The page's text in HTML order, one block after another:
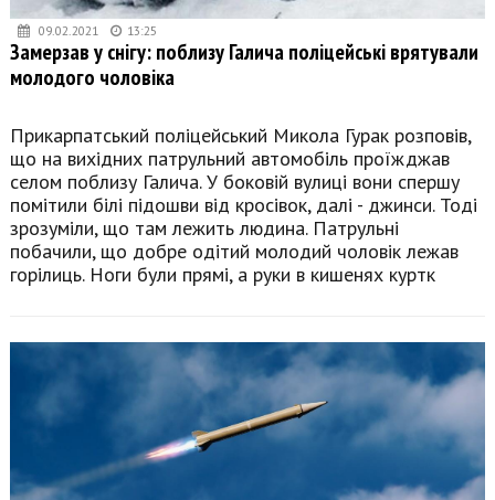
09.02.2021 13:25
Замерзав у снігу: поблизу Галича поліцейські врятували
молодого чоловіка
Прикарпатський поліцейський Микола Гурак розповів,
що на вихідних патрульний автомобіль проїжджав
селом поблизу Галича. У боковій вулиці вони спершу
помітили білі підошви від кросівок, далі - джинси. Тоді
зрозуміли, що там лежить людина. Патрульні
побачили, що добре одітий молодий чоловік лежав
горілиць. Ноги були прямі, а руки в кишенях куртк